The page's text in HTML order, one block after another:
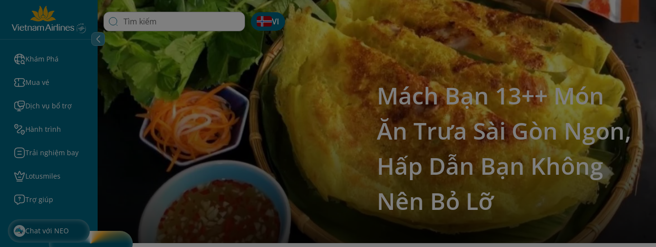
Khám Phá
Mua vé
Dịch vụ bổ trợ
Hành trình
Trải nghiệm bay
Lotusmiles
Trợ giúp
Chat với NEO
VI
Mách Bạn 13++ Món
Ăn Trưa Sài Gòn Ngon,
Hấp Dẫn Bạn Không
Nên Bỏ Lỡ